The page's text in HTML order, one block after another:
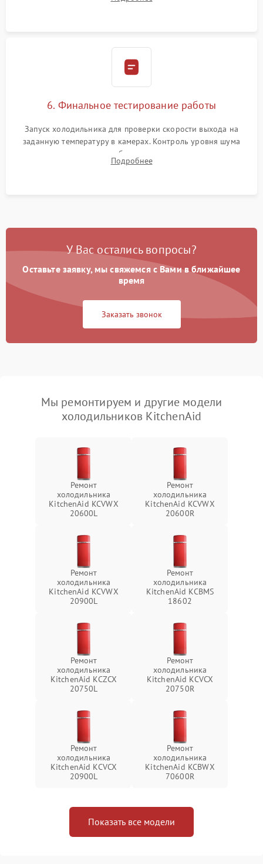
электронным весам. Контроль рабочего давления в системе.
6. Финальное тестирование работы
Запуск холодильника для проверки скорости выхода на
заданную температуру в камерах. Контроль уровня шума
компрессора, отсутствия обмерзания стенок и корректного
срабатывания системы автоматической оттайки.
Подробнее
У Вас остались вопросы?
Оставьте заявку, мы свяжемся с Вами в ближайшее
время
Заказать звонок
Мы ремонтируем и другие модели
холодильников KitchenAid
Ремонт
холодильника
KitchenAid KCVWX
20600L
Ремонт
холодильника
KitchenAid KCVWX
20600R
Ремонт
холодильника
KitchenAid KCVWX
20900L
Ремонт
холодильника
KitchenAid KCBMS
18602
Ремонт
холодильника
KitchenAid KCZCX
20750L
Ремонт
холодильника
KitchenAid KCVCX
20750R
Ремонт
холодильника
KitchenAid KCVCX
20900L
Ремонт
холодильника
KitchenAid KCBWX
70600R
Показать все модели